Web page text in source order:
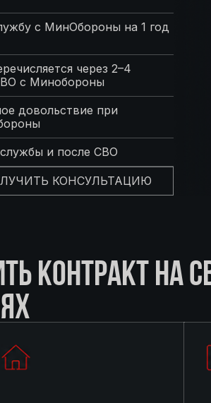
с МинОбороны на 1 год
через 2–4
с Минобороны
довольствие при
и после СВО
КОНСУЛЬТАЦИЮ
КОНТРАКТ НА